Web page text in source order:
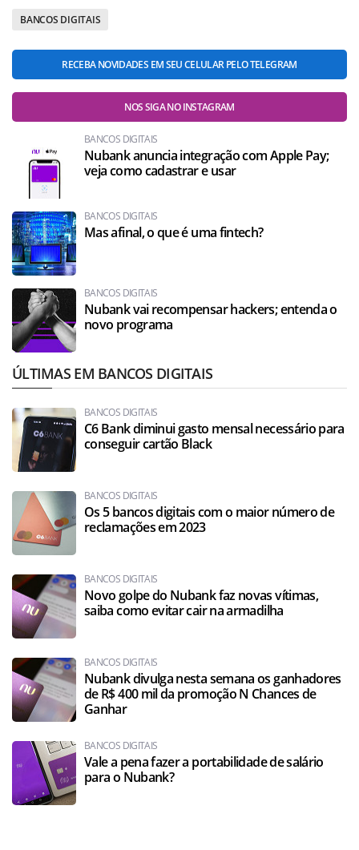
BANCOS DIGITAIS
RECEBA NOVIDADES EM SEU CELULAR PELO TELEGRAM
NOS SIGA NO INSTAGRAM
BANCOS DIGITAIS
Nubank anuncia integração com Apple Pay;
veja como cadastrar e usar
BANCOS DIGITAIS
Mas afinal, o que é uma fintech?
BANCOS DIGITAIS
Nubank vai recompensar hackers; entenda o
novo programa
ÚLTIMAS EM BANCOS DIGITAIS
BANCOS DIGITAIS
C6 Bank diminui gasto mensal necessário para
conseguir cartão Black
BANCOS DIGITAIS
Os 5 bancos digitais com o maior número de
reclamações em 2023
BANCOS DIGITAIS
Novo golpe do Nubank faz novas vítimas,
saiba como evitar cair na armadilha
BANCOS DIGITAIS
Nubank divulga nesta semana os ganhadores
de R$ 400 mil da promoção N Chances de
Ganhar
BANCOS DIGITAIS
Vale a pena fazer a portabilidade de salário
para o Nubank?